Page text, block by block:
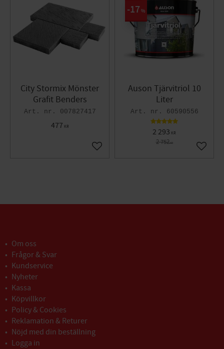
City Stormix Mönster
Grafit Benders
007827417
477 KR
Lägg till i favoriter
Auson Tjärvitriol 10
Liter
60590556
2 293 KR
2 752KR
17 %
Lägg
Om oss
Frågor & Svar
Kundservice
Nyheter
Kassa
Köpvillkor
Policy & Cookies
Reklamation & Returer
Nöjd med din beställning
Logga in